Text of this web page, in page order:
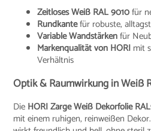
Zeitloses Weiß RAL 9010für
Rundkantefür robuste,
Variable Wandstärkenfür
Markenqualität von HORI mit
Verhältnis
Optik & Raumwirkung in Weiß
Die HORI Zarge Weiß Dekorfolie
mit einem ruhigen, reinweißen